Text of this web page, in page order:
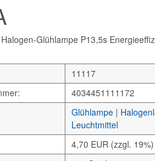
Glühlampe P13,5s
11117
4034451111172
Glühlampe|
Leuchtmittel
4,70 EUR (zzgl. 19%)